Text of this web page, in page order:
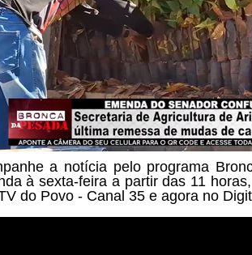
a notícia pelo programa
à sexta-feira a partir das 11
do Povo - Canal 35 e agora no